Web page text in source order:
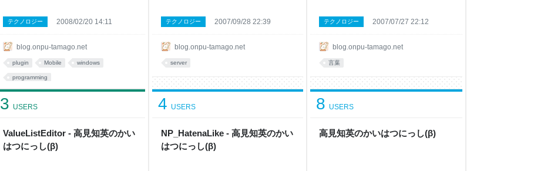
blog.onpu-tamago.net
テクノロジー 2008/02/20 14:11
plugin Mobile windows
programming
blog.onpu-tamago.net
テクノロジー 2007/09/28 22:39
server
blog.onpu-tamago.net
テクノロジー 2007/07/27 22:12
言葉
ValueListEditor - 高見知英のかい
はつにっし(β)
3 USERS
NP_HatenaLike - 高見知英のかい
はつにっし(β)
4 USERS
高見知英のかいはつにっし(β)
8 USERS